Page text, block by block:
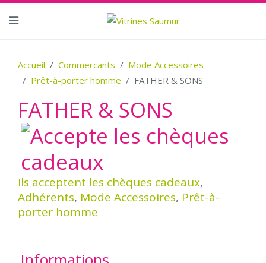
Accueil Commercants
Mode Accessoires
Prêt-à-porter homme
FATHER & SONS
FATHER & SONS
Ils acceptent les chèques cadeaux,
Adhérents, Mode Accessoires, Prêt-à-
porter homme